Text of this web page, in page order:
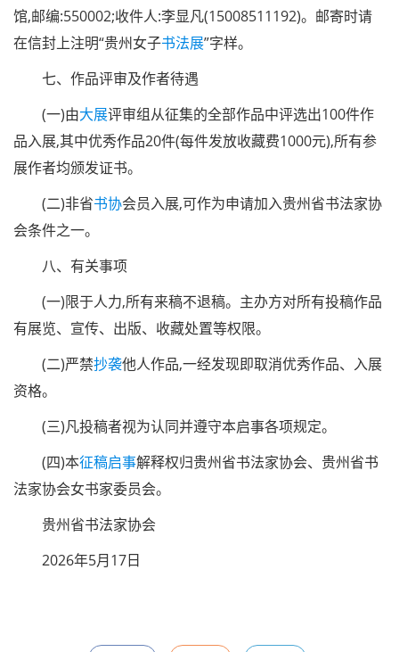
馆,邮编:550002;收件人:李显凡(15008511192)。邮寄时请
在信封上注明“贵州女子书法展”字样。
七、作品评审及作者待遇
(一)由大展评审组从征集的全部作品中评选出100件作
品入展,其中优秀作品20件(每件发放收藏费1000元),所有参
展作者均颁发证书。
(二)非省书协会员入展,可作为申请加入贵州省书法家协
会条件之一。
八、有关事项
(一)限于人力,所有来稿不退稿。主办方对所有投稿作品
有展览、宣传、出版、收藏处置等权限。
(二)严禁抄袭他人作品,一经发现即取消优秀作品、入展
资格。
(三)凡投稿者视为认同并遵守本启事各项规定。
(四)本征稿启事解释权归贵州省书法家协会、贵州省书
法家协会女书家委员会。
贵州省书法家协会
2026年5月17日